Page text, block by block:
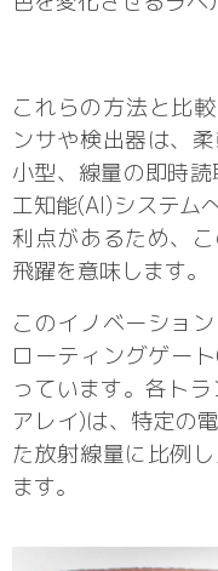
これらの方法と比
ンサや検出器は、
小型、線量の即時
工知能(AI)システム
利点があるため、
飛躍を意味します。
このイノベーショ
ローティングゲー
っています。各ト
アレイ)は、特定の
た放射線量に比例
ます。